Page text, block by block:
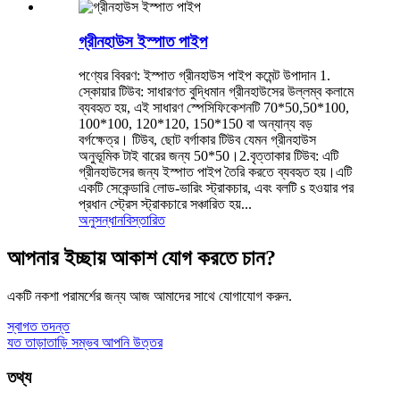
গ্রীনহাউস ইস্পাত পাইপ
পণ্যের বিবরণ: ইস্পাত গ্রীনহাউস পাইপ কমেন্ট উপাদান 1.
স্কোয়ার টিউব: সাধারণত বুদ্ধিমান গ্রীনহাউসের উল্লম্ব কলামে
ব্যবহৃত হয়, এই সাধারণ স্পেসিফিকেশনটি 70*50,50*100,
100*100, 120*120, 150*150 বা অন্যান্য বড়
বর্গক্ষেত্র। টিউব, ছোট বর্গাকার টিউব যেমন গ্রীনহাউস
অনুভূমিক টাই বারের জন্য 50*50।2.বৃত্তাকার টিউব: এটি
গ্রীনহাউসের জন্য ইস্পাত পাইপ তৈরি করতে ব্যবহৃত হয়।এটি
একটি সেকেন্ডারি লোড-ভারিং স্ট্রাকচার, এবং বলটি s হওয়ার পর
প্রধান স্ট্রেস স্ট্রাকচারে সঞ্চারিত হয়...
অনুসন্ধানবিস্তারিত
আপনার ইচ্ছায় আকাশ যোগ করতে চান?
একটি নকশা পরামর্শের জন্য আজ আমাদের সাথে যোগাযোগ করুন.
স্বাগত তদন্ত
যত তাড়াতাড়ি সম্ভব আপনি উত্তর
তথ্য